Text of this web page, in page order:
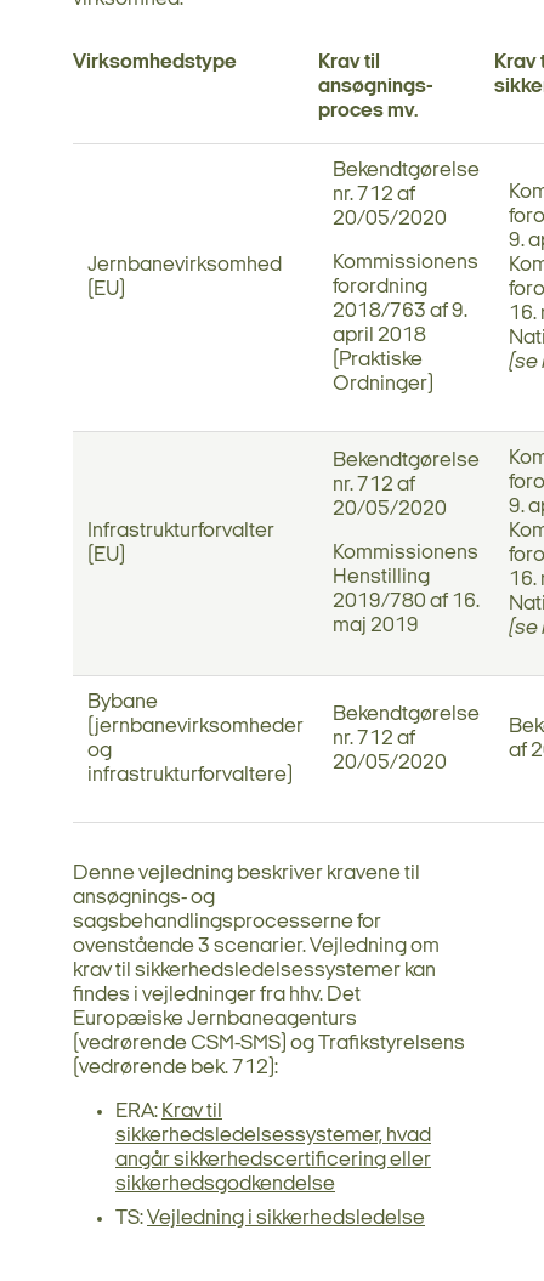
Virksomhedstype
Krav til
ansøgnings-
proces mv.
Krav
Jernbanevirksomhed
(EU)
Bekendtgørelse
nr. 712 af
20/05/2020
Kommissionens
forordning
2018/763 af 9.
april 2018
(Praktiske
Ordninger)
9.
16.
(se
Infrastrukturforvalter
(EU)
Bekendtgørelse
nr. 712 af
20/05/2020
Kommissionens
Henstilling
2019/780 af 16.
maj 2019
9.
16.
(se
Bybane
(jernbanevirksomheder
og
infrastrukturforvaltere)
Bekendtgørelse
nr. 712 af
20/05/2020
af
Denne vejledning beskriver kravene til
ansøgnings- og
sagsbehandlingsprocesserne for
ovenstående 3 scenarier. Vejledning om
krav til sikkerhedsledelsessystemer kan
findes i vejledninger fra hhv. Det
Europæiske Jernbaneagenturs
(vedrørende CSM-SMS) og Trafikstyrelsens
(vedrørende bek. 712):
ERA: Krav til
sikkerhedsledelsessystemer, hvad
angår sikkerhedscertificering eller
sikkerhedsgodkendelse
TS:Vejledning i sikkerhedsledelse